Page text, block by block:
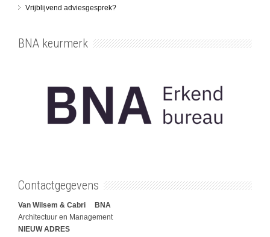
Vrijblijvend adviesgesprek?
BNA keurmerk
Contactgegevens
Van Wilsem & Cabri BNA
Architectuur en Management
NIEUW ADRES